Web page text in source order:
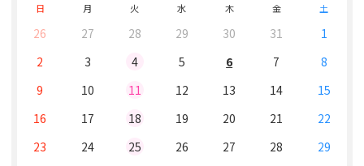
日 月 火 水 木 金 土
26 27 28 29 30 31
1
2
3 4 5 6 7
8
9
10 11 12 13 14
15
16
17 18 19 20 21
22
23
24 25 26 27 28
29